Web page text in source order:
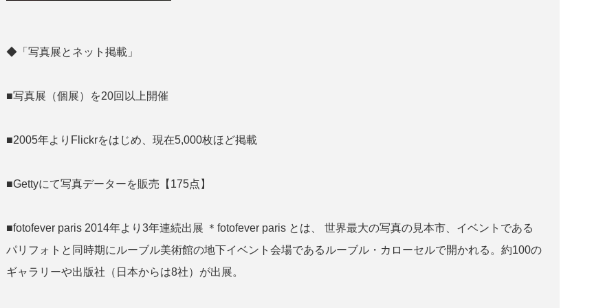
◆「写真展とネット掲載」
■写真展（個展）を20回以上開催
■2005年よりFlickrをはじめ、現在5,000枚ほど掲載
■Gettyにて写真データーを販売【175点】
■fotofever paris 2014年より3年連続出展 ＊fotofever paris とは、 世界最大の写真の見本市、イベントである
パリフォトと同時期にルーブル美術館の地下イベント会場であるルーブル・カローセルで開かれる。約100の
ギャラリーや出版社（日本からは8社）が出展。